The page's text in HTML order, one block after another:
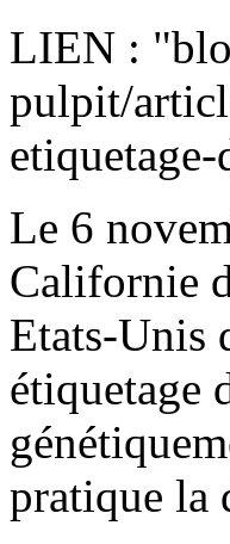
LIEN :
pulpit/
Le 6
Californie
Etats-Unis
étiquetage
pratique la